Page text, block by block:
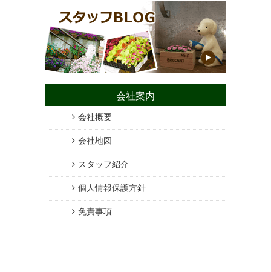
会社案内
会社概要
会社地図
スタッフ紹介
個人情報保護方針
免責事項